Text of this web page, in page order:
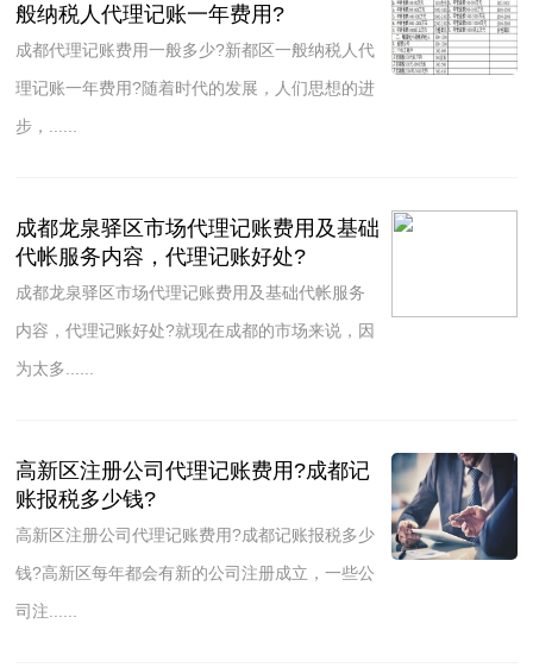
般纳税人代理记账一年费用?
成都代理记账费用一般多少?新都区一般纳税人代
理记账一年费用?随着时代的发展，人们思想的进
步，......
成都龙泉驿区市场代理记账费用及基础
代帐服务内容，代理记账好处?
成都龙泉驿区市场代理记账费用及基础代帐服务
内容，代理记账好处?就现在成都的市场来说，因
为太多......
高新区注册公司代理记账费用?成都记
账报税多少钱?
高新区注册公司代理记账费用?成都记账报税多少
钱?高新区每年都会有新的公司注册成立，一些公
司注......